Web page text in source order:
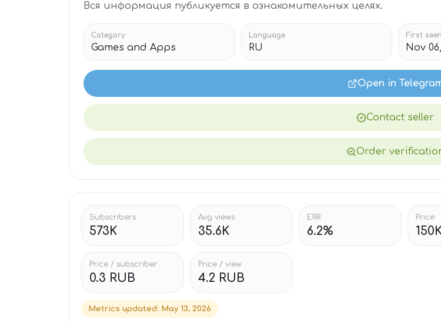
Вся информация публикуется в ознакомительных целях.
Category
Games and Apps
Language
RU
First seen
Nov
Open in
Contact seller
Order
Subscribers
573K
Avg views
35.6K
ERR
6.2%
Price
Price / subscriber
0.3 RUB
Price / view
4.2 RUB
Metrics updated: May 13, 2026